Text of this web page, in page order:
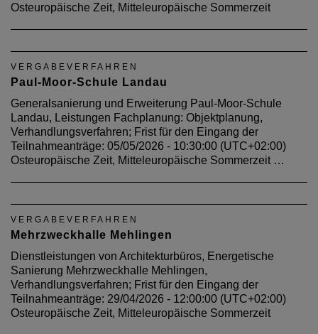
Osteuropäische Zeit, Mitteleuropäische Sommerzeit
VERGABEVERFAHREN
Paul-Moor-Schule Landau
Generalsanierung und Erweiterung Paul-Moor-Schule
Landau, Leistungen Fachplanung: Objektplanung,
Verhandlungsverfahren; Frist für den Eingang der
Teilnahmeanträge: 05/05/2026 - 10:30:00 (UTC+02:00)
Osteuropäische Zeit, Mitteleuropäische Sommerzeit …
VERGABEVERFAHREN
Mehrzweckhalle Mehlingen
Dienstleistungen von Architekturbüros, Energetische
Sanierung Mehrzweckhalle Mehlingen,
Verhandlungsverfahren; Frist für den Eingang der
Teilnahmeanträge: 29/04/2026 - 12:00:00 (UTC+02:00)
Osteuropäische Zeit, Mitteleuropäische Sommerzeit